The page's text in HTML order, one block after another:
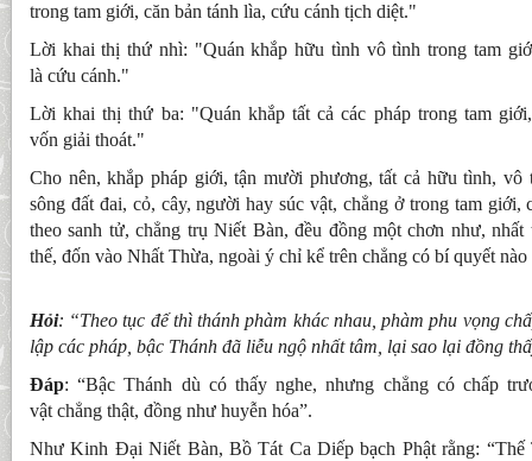
trong tam giới, căn bản tánh lìa, cứu cánh tịch diệt."
Lời khai thị thứ nhì: "Quán khắp hữu tình vô tình trong tam
là cứu cánh."
Lời khai thị thứ ba: "Quán khắp tất cả các pháp trong tam
vốn giải thoát."
Cho nên, khắp pháp giới, tận mười phương, tất cả hữu tình,
sông đất đai, cỏ, cây, người hay súc vật, chẳng ở trong tam giới,
theo sanh tử, chẳng trụ Niết Bàn, đều đồng một chơn như,
thế, đốn vào Nhất Thừa, ngoài ý chỉ kể trên chẳng có bí quyết nào
Hỏi: “Theo tục đế thì thánh phàm khác nhau, phàm phu vọng
lập các pháp, bậc Thánh đã liễu ngộ nhất tâm, lại sao lại đồng
Đáp: “Bậc Thánh dù có thấy nghe, nhưng chẳng có chấp
vật chẳng thật, đồng như huyễn hóa”.
Như Kinh Đại Niết Bàn, Bồ Tát Ca Diếp bạch Phật rằng: “Thế